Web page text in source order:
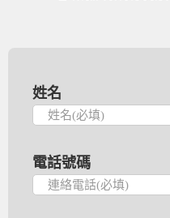
姓名
電話號碼